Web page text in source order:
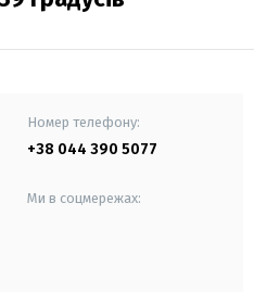
Номер телефону:
+38 044 390 5077
Ми в соцмережах: